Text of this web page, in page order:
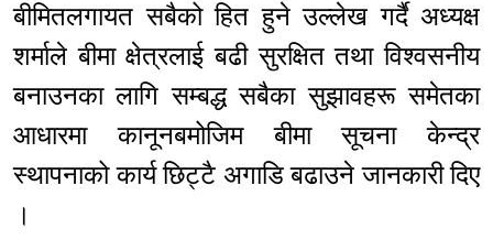
बीमितलगायत सबैको हित हुने उल्लेख गर्दै अध्यक्ष
शर्माले बीमा क्षेत्रलाई बढी सुरक्षित तथा विश्वसनीय
बनाउनका लागि सम्बद्ध सबैका सुझावहरू समेतका
आधारमा कानूनबमोजिम बीमा सूचना केन्द्र
स्थापनाको कार्य छिट्टै अगाडि बढाउने जानकारी दिए
।